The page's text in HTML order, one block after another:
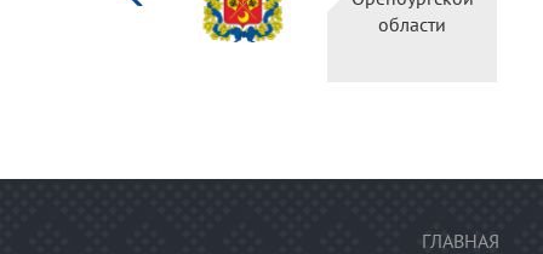
Российской
федерации
ГЛАВНАЯ